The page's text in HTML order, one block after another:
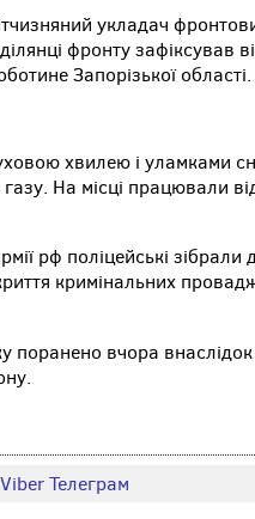
укладач
фронту зафіксував
Запорізької області.
хвилею і уламками
газу. На місці працювали
рф поліцейські
кримінальних
поранено вчора
ViberТелеграм